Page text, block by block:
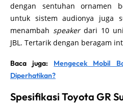
dengan sentuhan ornamen
untuk sistem audionya juga
menambah speakerdari 10
JBL. Tertarik dengan beragam
Baca juga: Mengecek Mobil
Diperhatikan?
Spesifikasi Toyota GR